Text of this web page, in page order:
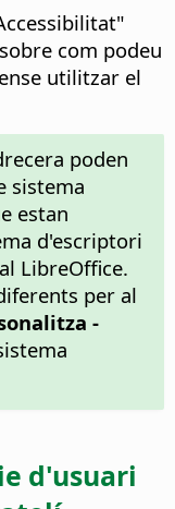
com podeu
utilitzar el
poden
sistema
estan
d'escriptori
LibreOffice.
per al
-
d'usuari